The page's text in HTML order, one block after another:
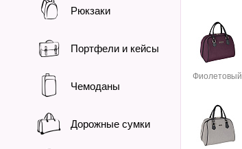
Рюкзаки
Портфели и кейсы
Чемоданы
Дорожные сумки
Фиолетовый